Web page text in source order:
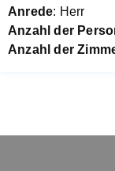
Anrede: Herr
Anzahl der
Anzahl der